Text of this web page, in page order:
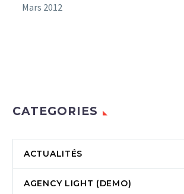
Mars 2012
CATEGORIES
ACTUALITÉS
AGENCY LIGHT (DEMO)